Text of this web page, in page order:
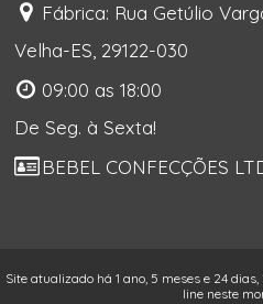
Fábrica: Rua Getúlio
Velha-ES, 29122-030
09:00 as 18:00
De Seg. à Sexta!
BEBEL CONFECÇÕES
Site atualizado há 1 ano, 5 meses e 24
line neste